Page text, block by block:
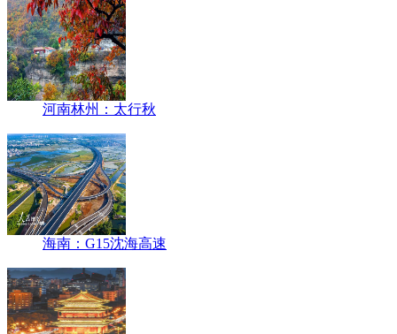
河南林州：太行秋
海南：G15沈海高速